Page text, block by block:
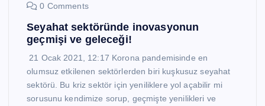
0 Comments
Seyahat sektöründe inovasyonun
geçmişi ve geleceği!
21 Ocak 2021, 12:17 Korona pandemisinde en
olumsuz etkilenen sektörlerden biri kuşkusuz seyahat
sektörü. Bu kriz sektör için yeniliklere yol açabilir mi
sorusunu kendimize sorup, geçmişte yenilikleri ve